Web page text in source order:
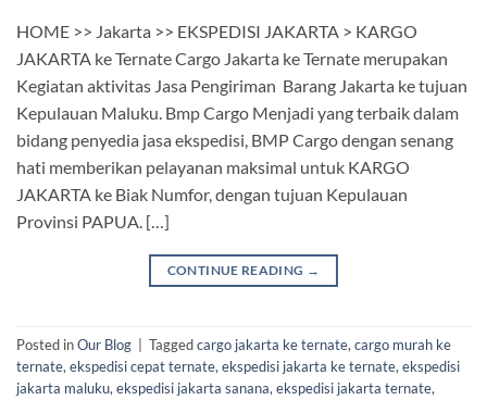
HOME >> Jakarta >> EKSPEDISI JAKARTA > KARGO
JAKARTA ke Ternate Cargo Jakarta ke Ternate merupakan
Kegiatan aktivitas Jasa Pengiriman Barang Jakarta ke tujuan
Kepulauan Maluku. Bmp Cargo Menjadi yang terbaik dalam
bidang penyedia jasa ekspedisi, BMP Cargo dengan senang
hati memberikan pelayanan maksimal untuk KARGO
JAKARTA ke Biak Numfor, dengan tujuan Kepulauan
Provinsi PAPUA. […]
CONTINUE READING →
Posted inOur Blog Taggedcargo jakarta ke ternate,cargo murah ke
ternate,ekspedisi cepat ternate,ekspedisi jakarta ke ternate,ekspedisi
jakarta maluku,ekspedisi jakarta sanana,ekspedisi jakarta ternate,